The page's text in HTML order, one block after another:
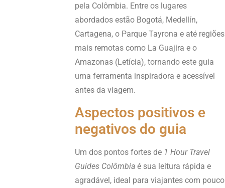
pela Colômbia. Entre os lugares
abordados estão Bogotá, Medellín,
Cartagena, o Parque Tayrona e até regiões
mais remotas como La Guajira e o
Amazonas (Letícia), tornando este guia
uma ferramenta inspiradora e acessível
antes da viagem.
Aspectos positivos e
negativos do guia
Um dos pontos fortes de 1 Hour Travel
Guides Colômbia é sua leitura rápida e
agradável, ideal para viajantes com pouco